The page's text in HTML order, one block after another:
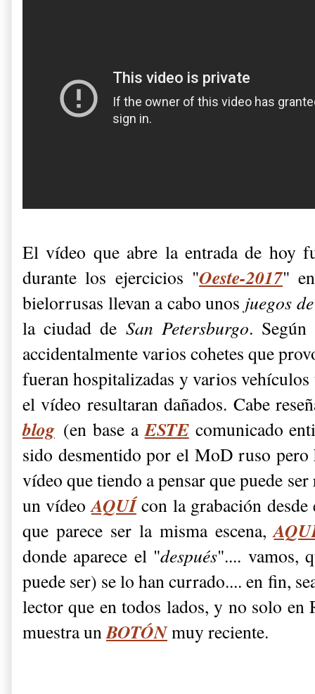
El vídeo que abre la entrada de hoy
durante los ejercicios "Oeste-2017"
bielorrusas llevan a cabo unos juegos
la ciudad de San Petersburgo.
accidentalmente varios cohetes que
fueran hospitalizadas y varios
el vídeo resultaran dañados. Cabe
blog (en base a ESTEcomunicado
sido desmentido por el MoD ruso pero
vídeo que tiendo a pensar que puede
un vídeoAQUÍcon la grabación
que parece ser la misma escena,
donde aparece el "después".... vamos,
puede ser) se lo han currado.... en fin,
lector que en todos lados, y no solo en
muestra un BOTÓNmuy reciente.